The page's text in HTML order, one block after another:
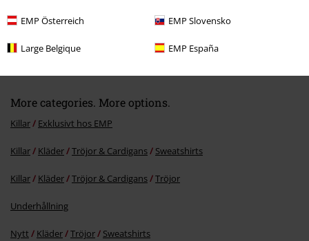
EMP Österreich EMP Slovensko
Large Belgique EMP España
415:-
More categories. More options.
Killar Exklusivt hos EMP
Killar Kläder Tröjor & Cardigans Sweatshirts
Killar Kläder Tröjor & Cardigans Tröjor
Underhållning
Nytt Kläder Tröjor Sweatshirts